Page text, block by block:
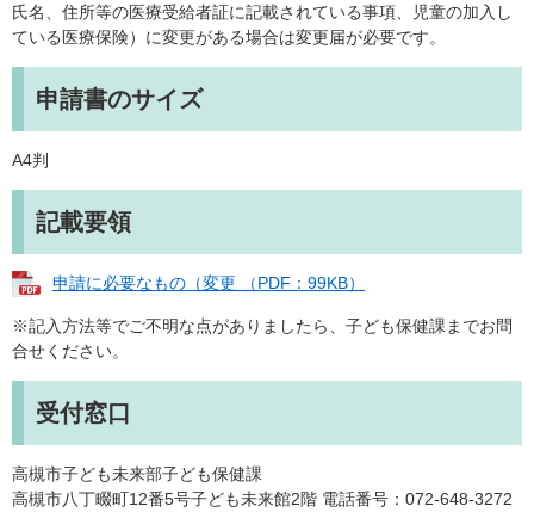
氏名、住所等の医療受給者証に記載されている事項、児童の加入し
ている医療保険）に変更がある場合は変更届が必要です。
申請書のサイズ
A4判
記載要領
申請に必要なもの（変更 （PDF：99KB）
※記入方法等でご不明な点がありましたら、子ども保健課までお問
合せください。
受付窓口
高槻市子ども未来部子ども保健課
高槻市八丁畷町12番5号子ども未来館2階 電話番号：072-648-3272